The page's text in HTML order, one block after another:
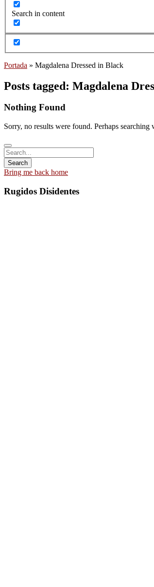
Search in content
Portada » Magdalena Dressed in Black
Posts tagged: Magdalena
Nothing Found
Sorry, no results were found. Perhaps
Bring me back home
Rugidos Disidentes